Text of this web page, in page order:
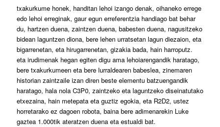
txakurkume honek, handitan lehoi izango denak, oihaneko errege
edo lehoi erreginak, gaur egun erreferentzia handiago bat behar
du, hartzen duena, zaintzen duena, babesten duena, nagusitzeko
bidean laguntzen diona, bere lehen urratsetan lagun diezaion, eta
bigarrenetan, eta hirugarrenetan, gizakia bada, hain harroputz.
eta irudimenak hegan egiten digu ama lehoiarengandik haratago,
bere txakurkumeen eta bere lurraldearen babeslea, zinemaren
historian zaintzaile izan diren beste elementu batzuengandik
haratago, hala nola C3P0, zaintzeko eta laguntzeko diseinatutako
etxezaina, hain metepata eta guztiz egokia, eta R2D2, ustez
horretarako ez dagoen robota, baina bere adimenarekin Luke
gaztea 1.000tik ateratzen duena eta estualdi bat.